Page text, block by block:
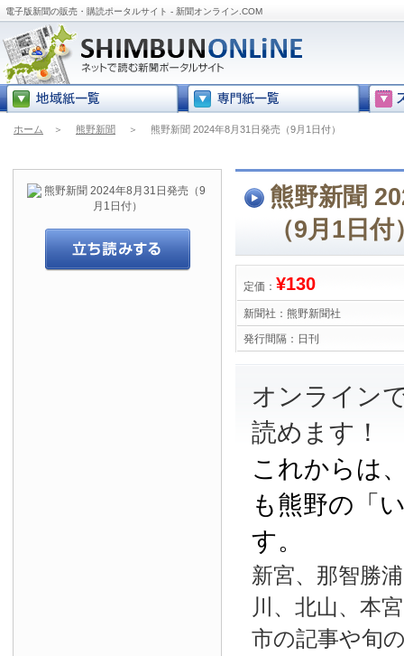
電子版新聞の販売・購読ポータルサイト - 新聞オンライン.COM
ホーム ＞ 熊野新聞 ＞ 熊野新聞 2024年8月31日発売（9月1日付）
熊野新聞
（9月1日付
定価： ¥130
新聞社： 熊野新聞社
発行間隔： 日刊
オンライン
読めます！
これからは
も熊野の「
す。
新宮、那智勝
川、北山、本
市の記事や旬